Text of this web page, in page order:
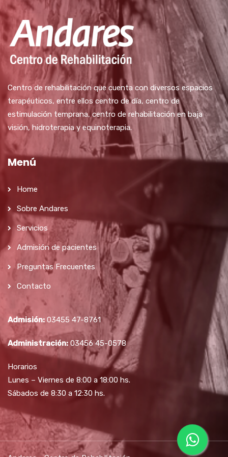
Centro de rehabilitación que cuenta con diversos espacios
terapéuticos, entre ellos centro de día, centro de
estimulación temprana, centro de rehabilitación en baja
visión, hidroterapia y equinoterapia.
Menú
Home
Sobre Andares
Servicios
Admisión de pacientes
Preguntas Frecuentes
Contacto
Admisión: 03455 47-8761
Administración: 03456 45-0578
Horarios
Lunes – Viernes de 8:00 a 18:00 hs.
Sábados de 8:30 a 12:30 hs.